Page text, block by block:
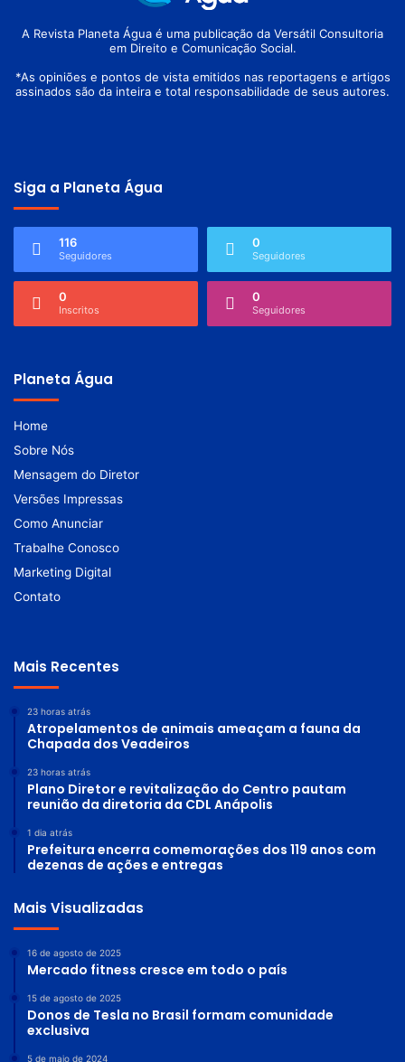
A Revista Planeta Água é uma publicação da Versátil Consultoria
em Direito e Comunicação Social.
*As opiniões e pontos de vista emitidos nas reportagens e artigos
assinados são da inteira e total responsabilidade de seus autores.
Siga a Planeta Água
116
Seguidores
0
Seguidores
0
Inscritos
0
Seguidores
Planeta Água
Home
Sobre Nós
Mensagem do Diretor
Versões Impressas
Como Anunciar
Trabalhe Conosco
Marketing Digital
Contato
Mais Recentes
23 horas atrás
Atropelamentos de animais ameaçam a fauna da
Chapada dos Veadeiros
23 horas atrás
Plano Diretor e revitalização do Centro pautam
reunião da diretoria da CDL Anápolis
1 dia atrás
Prefeitura encerra comemorações dos 119 anos com
dezenas de ações e entregas
Mais Visualizadas
16 de agosto de 2025
Mercado fitness cresce em todo o país
15 de agosto de 2025
Donos de Tesla no Brasil formam comunidade
exclusiva
5 de maio de 2024